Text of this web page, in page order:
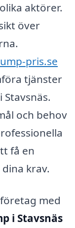
aktörer.
över
pris.se
tjänster
och behov
få en
krav.
med
i Stavsnäs